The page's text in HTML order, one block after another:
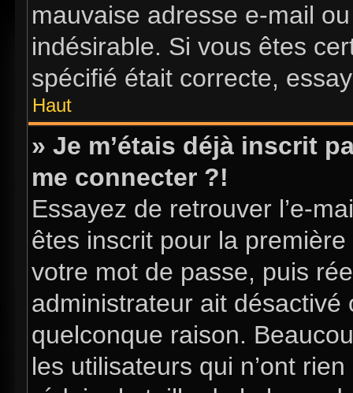
mauvaise adresse e-mail
indésirable. Si vous êtes
spécifié était correcte,
Haut
» Je m’étais déjà inscrit
me connecter ?!
Essayez de retrouver l’e-
êtes inscrit pour la
votre mot de passe, puis
administrateur ait
quelconque raison.
les utilisateurs qui n’ont